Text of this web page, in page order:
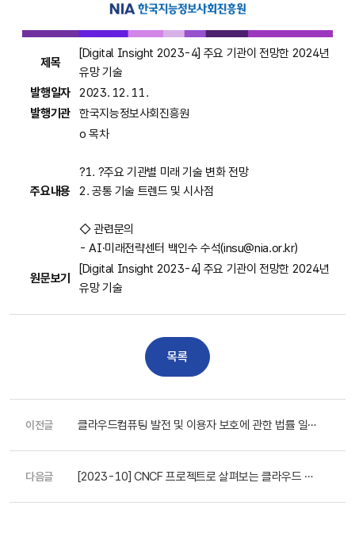
제목
[Digital Insight 2023-4] 주요 기관이 전망한 2024년
유망 기술
발행일자
2023. 12. 11.
발행기관
한국지능정보사회진흥원
주요내용
o 목차
?1. ?주요 기관별 미래 기술 변화 전망
2. 공통 기술 트렌드 및 시사점
◇ 관련문의
-AI·미래전략센터 백인수 수석(insu@nia.or.kr)
원문보기
[Digital Insight 2023-4] 주요 기관이 전망한 2024년
유망 기술
목록
이전글
클라우드컴퓨팅 발전 및 이용자 보호에 관한 법률 일부
다음글
[2023-10] CNCF 프로젝트로 살펴보는 클라우드 네